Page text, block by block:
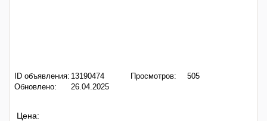
ID объявления: 13190474
Обновлено:
26.04.2025
Просмотров: 505
Цена: